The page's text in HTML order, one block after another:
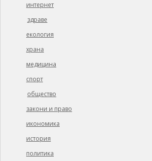
интернет
здраве
екология
храна
медицина
спорт
общество
закони и право
икономика
история
политика